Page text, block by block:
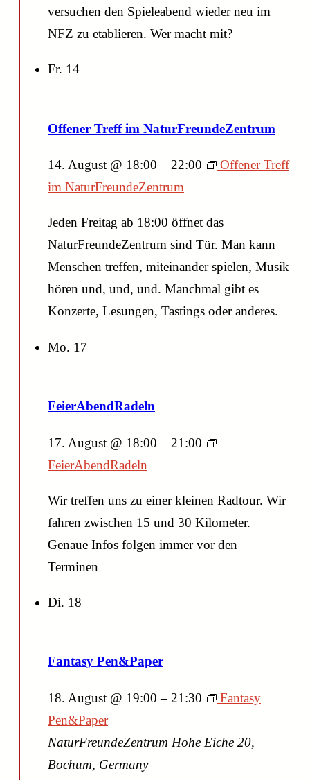
versuchen den Spieleabend wieder neu im
NFZ zu etablieren. Wer macht mit?
Fr. 14
Offener Treff im NaturFreundeZentrum
14. August @ 18:00 – 22:00
Offener Treff
im NaturFreundeZentrum
Jeden Freitag ab 18:00 öffnet das
NaturFreundeZentrum sind Tür. Man kann
Menschen treffen, miteinander spielen, Musik
hören und, und, und. Manchmal gibt es
Konzerte, Lesungen, Tastings oder anderes.
Mo. 17
FeierAbendRadeln
17. August @ 18:00 – 21:00
FeierAbendRadeln
Wir treffen uns zu einer kleinen Radtour. Wir
fahren zwischen 15 und 30 Kilometer.
Genaue Infos folgen immer vor den
Terminen
Di. 18
Fantasy Pen&Paper
18. August @ 19:00 – 21:30
Fantasy
Pen&Paper
NaturFreundeZentrum Hohe Eiche 20,
Bochum, Germany